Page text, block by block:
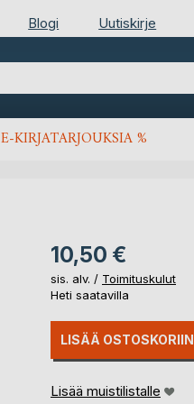
Blogi Uutiskirje
E-KIRJATARJOUKSIA %
10,50 €
sis. alv. / Toimituskulut
Heti saatavilla
LISÄÄ OSTOSKORIIN
Lisää muistilistalle